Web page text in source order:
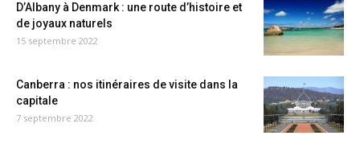
D’Albany à Denmark : une route d’histoire et
de joyaux naturels
15 septembre 2022
Canberra : nos itinéraires de visite dans la
capitale
7 septembre 2022